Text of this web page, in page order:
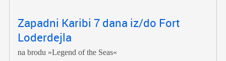
Zapadni Karibi 7 dana iz/do Fort
Loderdejla
na brodu »Legend of the Seas«